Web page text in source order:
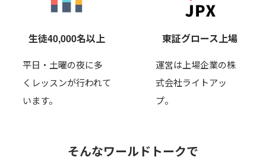
生徒40,000名以上
平日・土曜の夜に多
くレッスンが行われて
います。
東証グロース上場
運営は上場企業の株
式会社ライトアッ
プ。
そんなワールドトークで